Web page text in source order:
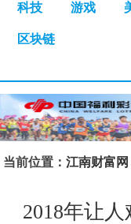
科技 游戏
区块链
当前位置：江南财富网
2018年让